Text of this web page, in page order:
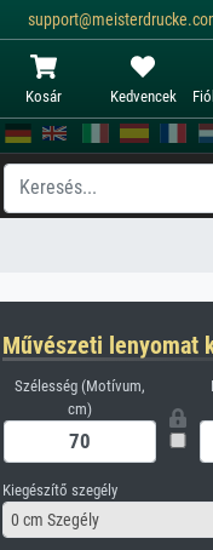
Kosár Kedvencek
Művészeti lenyomat
Szélesség (Motívum,
cm)
Kiegészítő szegély
0 cm Szegély